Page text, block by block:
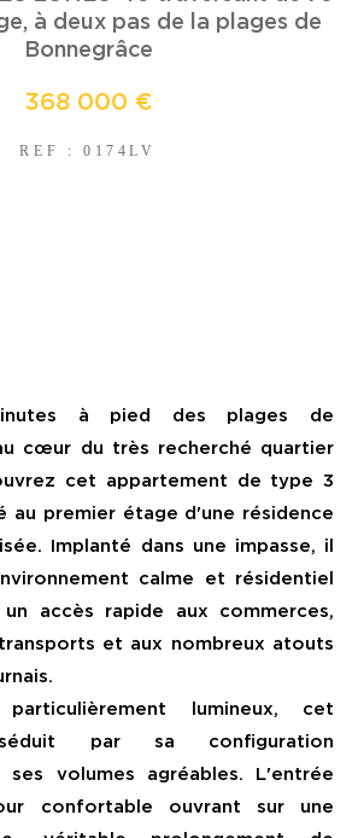
à deux pas de la plages de
Bonnegrâce
368 000 €
REF : 0174LV
à pied des plages de
cœur du très recherché quartier
cet appartement de type 3
au premier étage d'une résidence
Implanté dans une impasse, il
calme et résidentiel
accès rapide aux commerces,
et aux nombreux atouts
lumineux, cet
séduit par sa configuration
volumes agréables. L'entrée
confortable ouvrant sur une